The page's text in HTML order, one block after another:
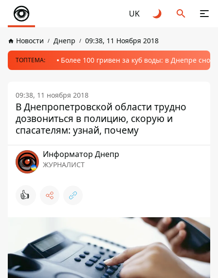
UK
Новости Днепр 09:38, 11 Ноября 2018
ТОПТЕМА: Более 100 гривен за куб воды: в Днепре
09:38, 11 ноября 2018
В Днепропетровской области трудно
дозвониться в полицию, скорую и
спасателям: узнай, почему
Информатор Днепр
ЖУРНАЛИСТ
👍